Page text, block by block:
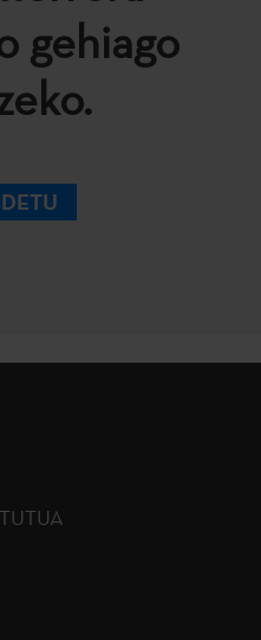
gehiago